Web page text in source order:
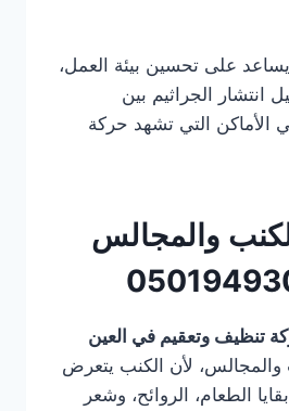
على تحسين بيئة العمل،
انتشار الجراثيم بين
الأماكن التي تشهد حركة
والمجالس
تنظيف وتعقيم في العين
لأن الكنب يتعرض
بقايا الطعام، الروائح، وشعر